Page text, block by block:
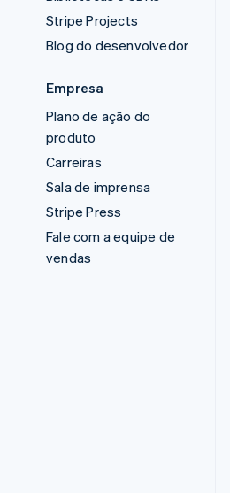
Stripe Projects
Blog do desenvolvedor
Empresa
Plano de ação do
produto
Carreiras
Sala de imprensa
Stripe Press
Fale com a equipe de
vendas